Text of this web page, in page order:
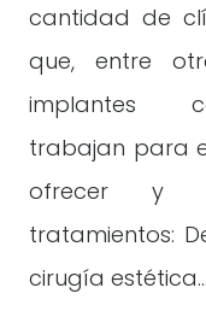
cantidad de
que, entre
implantes
trabajan para
ofrecer y
tratamientos:
cirugía